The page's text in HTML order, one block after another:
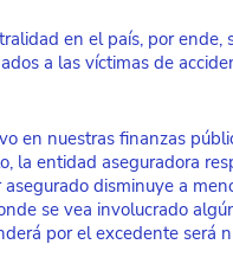
en el país, por ende,
a las víctimas de
en nuestras finanzas
la entidad aseguradora
disminuye a
se vea involucrado
por el excedente será